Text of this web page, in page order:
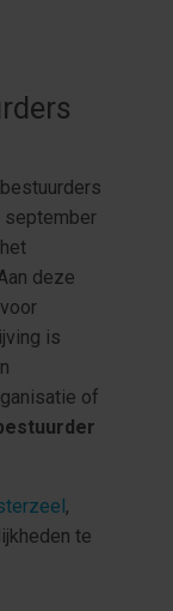
september
deze
is
of
,
te